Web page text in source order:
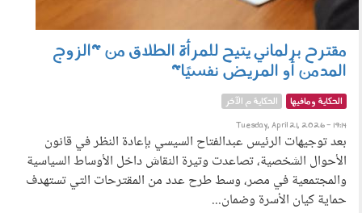
مقترح برلماني يتيح للمرأة الطلاق من "الزوج
المدمن أو المريض نفسيًا"
الحكاية ومافيها الحكاية م الآخر
Tuesday, April 21, 2026 - 19:14
بعد توجيهات الرئيس عبدالفتاح السيسي بإعادة النظر في قانون
الأحوال الشخصية، تصاعدت وتيرة النقاش داخل الأوساط السياسية
والمجتمعية في مصر، وسط طرح عدد من المقترحات التي تستهدف
حماية كيان الأسرة وضمان...